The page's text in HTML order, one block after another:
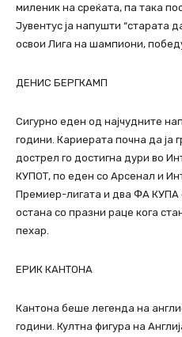
миленик на среќата, па така
Јувентус ја напушти “старата
освои Лига на шампиони,
ДЕНИС БЕРГКАМП
Сигурно еден од најчудните
години. Кариерата почна да ја
дострел го достигна дури во
КУПОТ, по еден со Арсенал и
Премиер-лигата и два ФА КУПА
остана со празни раце кога
пехар.
ЕРИК КАНТОНА
Кантона беше легенда на
години. Култна фигура на